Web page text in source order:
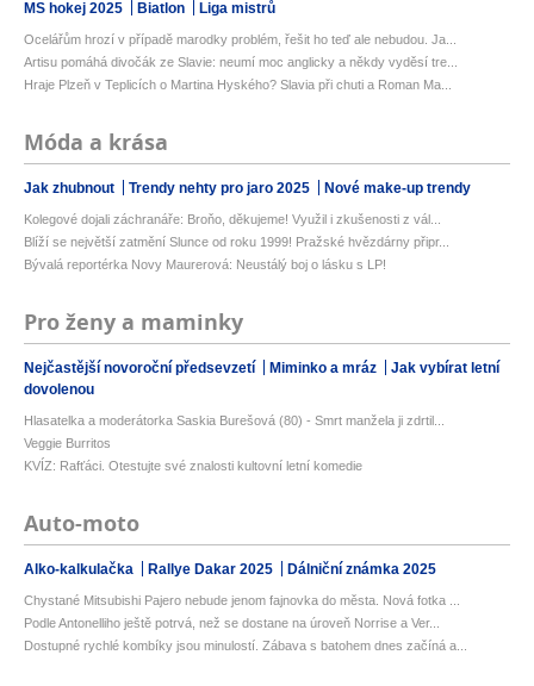
MS hokej 2025 Biatlon Liga mistrů
Ocelářům hrozí v případě marodky problém, řešit ho teď ale nebudou. Ja...
Artisu pomáhá divočák ze Slavie: neumí moc anglicky a někdy vyděsí tre...
Hraje Plzeň v Teplicích o Martina Hyského? Slavia při chuti a Roman Ma...
Móda a krása
Jak zhubnout Trendy nehty pro jaro 2025 Nové make-up trendy
Kolegové dojali záchranáře: Broňo, děkujeme! Využil i zkušenosti z vál...
Blíží se největší zatmění Slunce od roku 1999! Pražské hvězdárny připr...
Bývalá reportérka Novy Maurerová: Neustálý boj o lásku s LP!
Pro ženy a maminky
Nejčastější novoroční předsevzetí Miminko a mráz
Jak vybírat letní
dovolenou
Hlasatelka a moderátorka Saskia Burešová (80) - Smrt manžela ji zdrtil...
Veggie Burritos
KVÍZ: Rafťáci. Otestujte své znalosti kultovní letní komedie
Auto-moto
Alko-kalkulačka Rallye Dakar 2025 Dálniční známka 2025
Chystané Mitsubishi Pajero nebude jenom fajnovka do města. Nová fotka ...
Podle Antonelliho ještě potrvá, než se dostane na úroveň Norrise a Ver...
Dostupné rychlé kombíky jsou minulostí. Zábava s batohem dnes začíná a...